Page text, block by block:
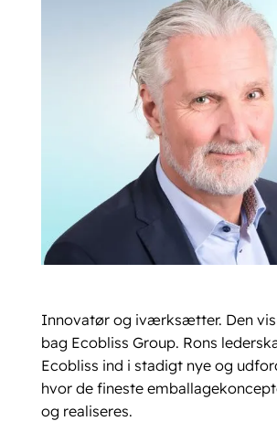
Innovatør og iværksætter. Den
bag Ecobliss Group. Rons
Ecobliss ind i stadigt nye og
hvor de fineste
og realiseres.